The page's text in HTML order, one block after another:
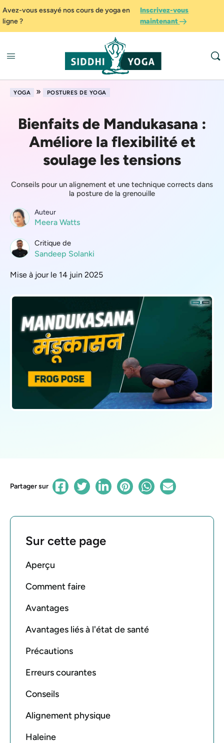
Avez-vous essayé nos cours de yoga en
ligne ?
Inscrivez-vous
maintenant
YOGA » POSTURES DE YOGA
Bienfaits de Mandukasana :
Améliore la flexibilité et
soulage les tensions
Conseils pour un alignement et une technique corrects dans
la posture de la grenouille
Auteur
Meera Watts
Critique de
Sandeep Solanki
Mise à jour le 14 juin 2025
Partager sur
Sur cette page
Aperçu
Comment faire
Avantages
Avantages liés à l'état de santé
Précautions
Erreurs courantes
Conseils
Alignement physique
Haleine